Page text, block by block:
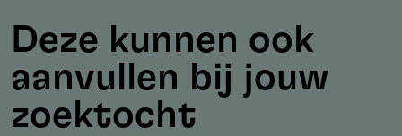
Serious Game voor zorgprofessionals
Warme maaltijden in kwetsbare wijken
Vertaling patiëntenanimaties Erasmus MC
Deze kunnen ook
aanvullen bij jouw
zoektocht